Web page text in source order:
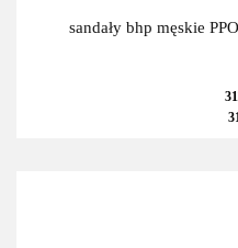
sandały bhp męskie